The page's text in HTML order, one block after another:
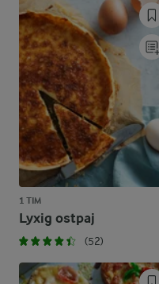
1 TIM
Lyxig ostpaj
(52)